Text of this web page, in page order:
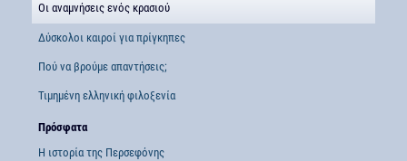
Οι αναμνήσεις ενός κρασιού
Δύσκολοι καιροί για πρίγκηπες
Πού να βρούμε απαντήσεις;
Τιμημένη ελληνική φιλοξενία
Πρόσφατα
Η ιστορία της Περσεφόνης